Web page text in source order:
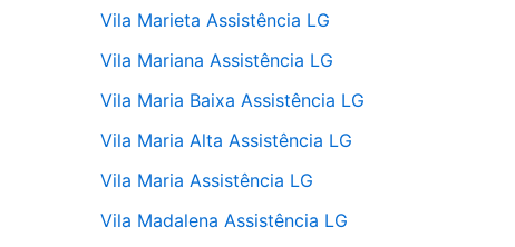
Vila Marieta Assistência LG
Vila Mariana Assistência LG
Vila Maria Baixa Assistência LG
Vila Maria Alta Assistência LG
Vila Maria Assistência LG
Vila Madalena Assistência LG